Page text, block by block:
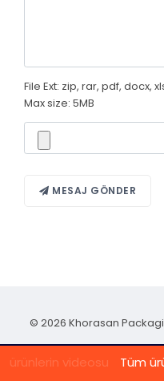
File Ext: zip, rar, pdf, docx,
Max size: 5MB
MESAJ GÖNDER
© 2026 Khorasan
Rights
ürünlerin videosu Tüm